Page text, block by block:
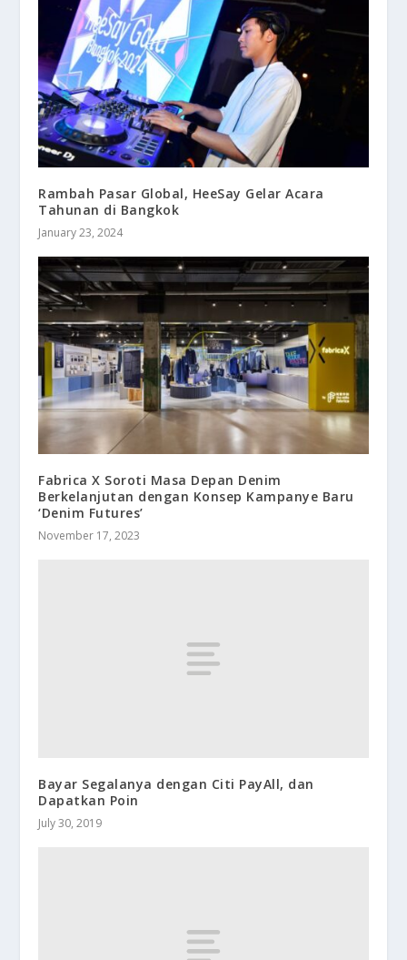
Rambah Pasar Global, HeeSay Gelar Acara
Tahunan di Bangkok
January 23, 2024
Fabrica X Soroti Masa Depan Denim
Berkelanjutan dengan Konsep Kampanye Baru
‘Denim Futures’
November 17, 2023
Bayar Segalanya dengan Citi PayAll, dan
Dapatkan Poin
July 30, 2019